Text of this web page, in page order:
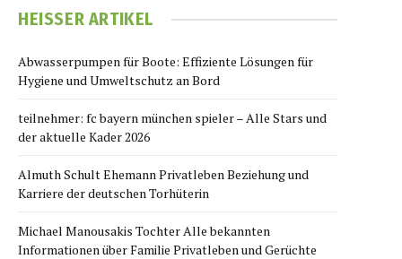
HEISSER ARTIKEL
Abwasserpumpen für Boote: Effiziente Lösungen für
Hygiene und Umweltschutz an Bord
teilnehmer: fc bayern münchen spieler – Alle Stars und
der aktuelle Kader 2026
Almuth Schult Ehemann Privatleben Beziehung und
Karriere der deutschen Torhüterin
Michael Manousakis Tochter Alle bekannten
Informationen über Familie Privatleben und Gerüchte